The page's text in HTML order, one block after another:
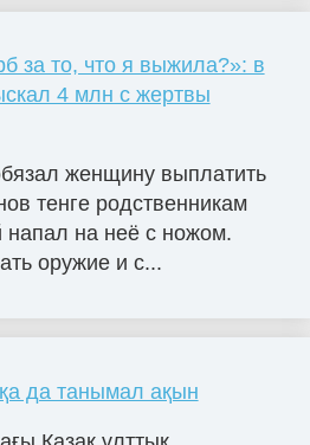
за то, что я выжила?»: в
4 млн с жертвы
женщину выплатить
тенге родственникам
на неё с ножом.
оружие и с...
да танымал ақын